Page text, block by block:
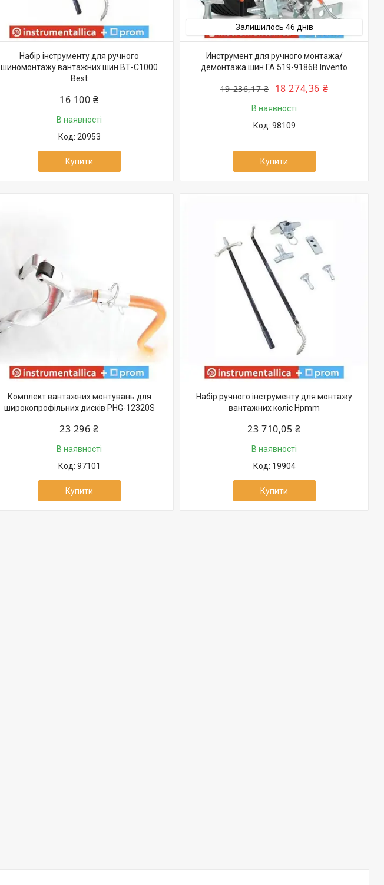
Набір інструменту для ручного
шиномонтажу вантажних шин ВТ-С1000
Best
16 100 ₴
В наявності
20953
Купити
Залишилось 46 днів
Инструмент для ручного монтажа/
демонтажа шин ГА 519-9186B Invento
19 236,17 ₴ 18 274,36 ₴
В наявності
98109
Купити
Комплект вантажних монтувань для
широкопрофільних дисків PHG-12320S
23 296 ₴
В наявності
97101
Купити
Набір ручного інструменту для монтажу
вантажних коліс Hpmm
23 710,05 ₴
В наявності
19904
Купити